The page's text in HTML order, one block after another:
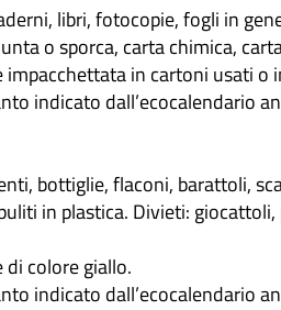
libri, fotocopie, fogli in
o sporca, carta chimica,
in cartoni usati o
indicato dall’ecocalendario
bottiglie, flaconi, barattoli,
in plastica. Divieti:
colore giallo.
indicato dall’ecocalendario